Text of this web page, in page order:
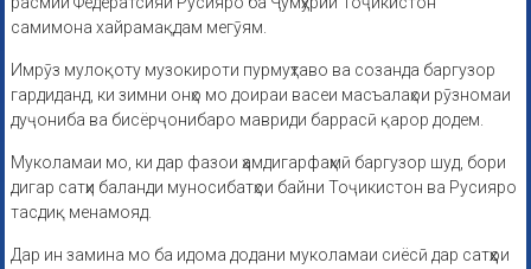
самимона хайрамақдам мегӯям.
Имрӯз мулоқоту музокироти пурмуҳтаво ва созанда баргузор
гардиданд, ки зимни онҳо мо доираи васеи масъалаҳои рӯзномаи
дуҷониба ва бисёрҷонибаро мавриди баррасӣ қарор додем.
Муколамаи мо, ки дар фазои ҳамдигарфаҳмӣ баргузор шуд, бори
дигар сатҳи баланди муносибатҳои байни Тоҷикистон ва Русияро
тасдиқ менамояд.
Дар ин замина мо ба идома додани муколамаи сиёсӣ дар сатҳҳои